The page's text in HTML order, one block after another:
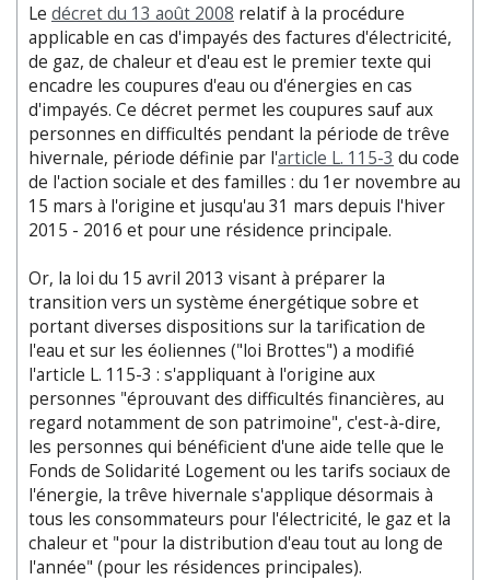
Le décret du 13 août 2008 relatif à la procédure
applicable en cas d'impayés des factures d'électricité,
de gaz, de chaleur et d'eau est le premier texte qui
encadre les coupures d'eau ou d'énergies en cas
d'impayés. Ce décret permet les coupures sauf aux
personnes en difficultés pendant la période de trêve
hivernale, période définie par l'article L. 115-3 du code
de l'action sociale et des familles : du 1er novembre au
15 mars à l'origine et jusqu'au 31 mars depuis l'hiver
2015 - 2016 et pour une résidence principale.
Or, la loi du 15 avril 2013 visant à préparer la
transition vers un système énergétique sobre et
portant diverses dispositions sur la tarification de
l'eau et sur les éoliennes ("loi Brottes") a modifié
l'article L. 115-3 : s'appliquant à l'origine aux
personnes "éprouvant des difficultés financières, au
regard notamment de son patrimoine", c'est-à-dire,
les personnes qui bénéficient d'une aide telle que le
Fonds de Solidarité Logement ou les tarifs sociaux de
l'énergie, la trêve hivernale s'applique désormais à
tous les consommateurs pour l'électricité, le gaz et la
chaleur et "pour la distribution d'eau tout au long de
l'année" (pour les résidences principales).